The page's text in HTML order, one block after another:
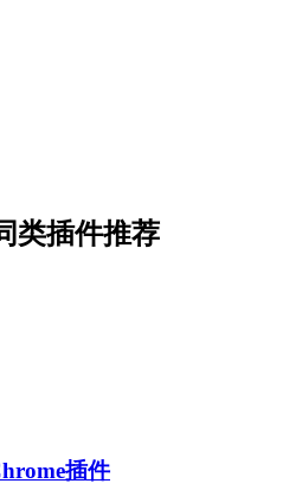
类插件推荐
插件